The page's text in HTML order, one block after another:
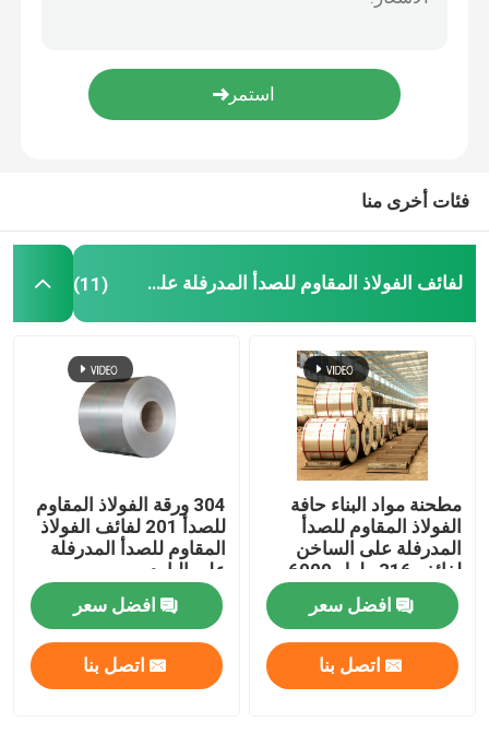
لفائف الصلب المجلفن
صفيحة فولاذية مجلفنة
ورقة التسقيف المموج
حبل أسلاك الفولاذ المقاوم للصدأ
فئات أخرى منا
لفائف الفولاذ المقاوم للصدأ المدرفلة على الساخن (11)
مطحنة مواد البناء حافة
الفولاذ المقاوم للصدأ
المدرفلة على الساخن
لفائف 316 طول 6000
مم
افضل سعر
اتصل بنا
304 ورقة الفولاذ المقاوم
للصدأ 201 لفائف الفولاذ
المقاوم للصدأ المدرفلة
على البارد
افضل سعر
اتصل بنا